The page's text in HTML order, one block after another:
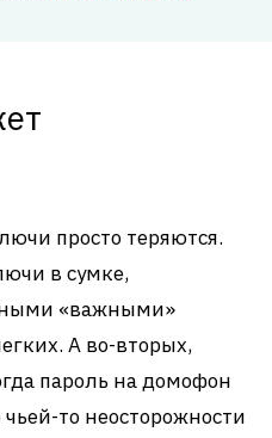
просто теряются.
в сумке,
«важными»
А во-вторых,
пароль на домофон
то неосторожности